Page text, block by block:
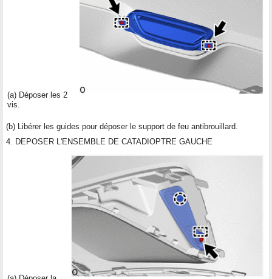
(a) Déposer les 2
vis.
(b) Libérer les guides pour déposer le support de feu antibrouillard.
4. DEPOSER L'ENSEMBLE DE CATADIOPTRE GAUCHE